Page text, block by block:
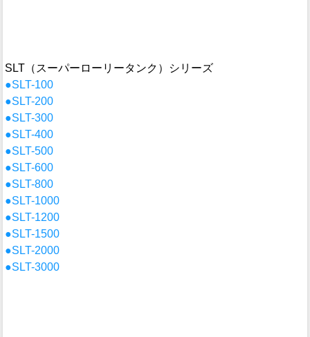
SLT（スーパーローリータンク）シリーズ
●SLT-100
●SLT-200
●SLT-300
●SLT-400
●SLT-500
●SLT-600
●SLT-800
●SLT-1000
●SLT-1200
●SLT-1500
●SLT-2000
●SLT-3000